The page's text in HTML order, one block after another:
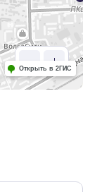
Открыть в 2ГИС